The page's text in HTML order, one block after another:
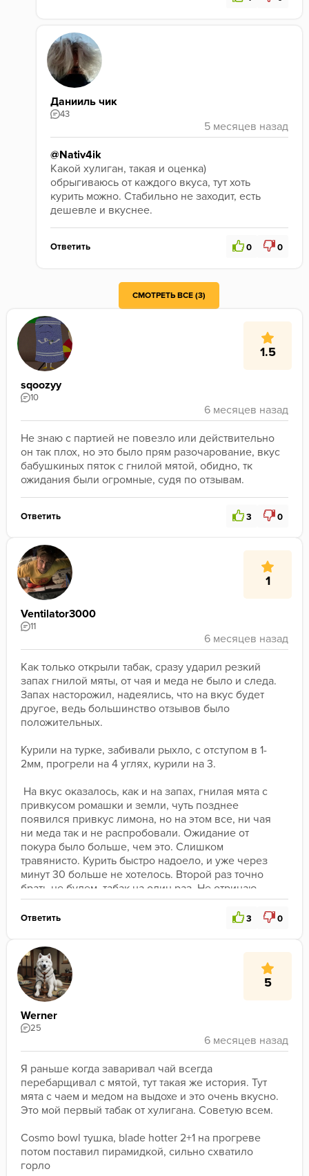
Данииль чик
43
@Nativ4ik
Какой хулиган, такая и оценка)
обрыгиваюсь от каждого вкуса, тут хоть
курить можно. Стабильно не заходит, есть
дешевле и вкуснее.
Ответить 0 0
СМОТРЕТЬ ВСЕ (3)
1.5
sqoozyy
10
Не знаю с партией не повезло или действительно
он так плох, но это было прям разочарование, вкус
бабушкиных пяток с гнилой мятой, обидно, тк
ожидания были огромные, судя по отзывам.
Ответить 3 0
1
Ventilator3000
11
Как только открыли табак, сразу ударил резкий
запах гнилой мяты, от чая и меда не было и следа.
Запах насторожил, надеялись, что на вкус будет
другое, ведь большинство отзывов было
положительных.
Курили на турке, забивали рыхло, с отступом в 1-
2мм, прогрели на 4 углях, курили на 3.
привкусом ромашки и земли, чуть позднее
появился привкус лимона, но на этом все, ни чая
ни меда так и не распробовали. Ожидание от
покура было больше, чем это. Слишком
травянисто. Курить быстро надоело, и уже через
минут 30 больше не хотелось. Второй раз точно
брать не будем, табак на один раз. Не отрицаю,
возможно зависело от партии, но рисковать
больше не хочется.
Ответить 3 0
5
Werner
25
Я раньше когда заваривал чай всегда
перебарщивал с мятой, тут такая же история. Тут
мята с чаем и медом на выдохе и это очень вкусно.
Это мой первый табак от хулигана. Советую всем.
Cosmo bowl тушка, blade hotter 2+1 на прогреве
потом поставил пирамидкой, сильно схватило
горло